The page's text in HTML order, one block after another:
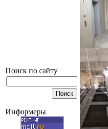
Поиск по сайту
Информеры